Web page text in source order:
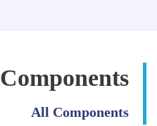
Components
All Components